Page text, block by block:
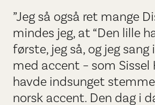
”Jeg så også ret mange
mindes jeg, at “Den lille
første, jeg så, og jeg sang
med accent – som Sissel
havde indsunget
norsk accent. Den dag i